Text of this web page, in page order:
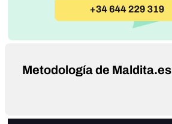
Metodología de Maldita.es